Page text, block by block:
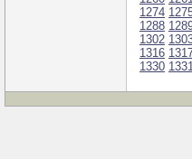
1274
1288
1302
1316
1330